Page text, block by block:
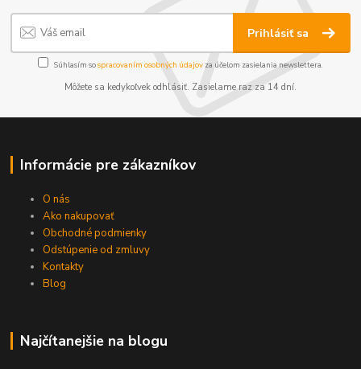
Prihlásiť sa
Súhlasím sospracovaním osobných údajov za účelom zasielania newslettera.
Môžete sa kedykoľvek odhlásiť. Zasielame raz za 14 dní.
Informácie pre zákazníkov
O nás
Ako nakupovať
Obchodné podmienky
Odstúpenie od zmluvy
Kontakty
Blog
Najčítanejšie na blogu